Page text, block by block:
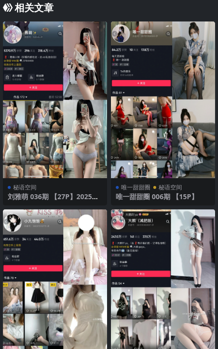
相关文章
秘语空间
刘雅萌 036期 【27P】2025年
唯一甜甜圈 秘语空间
唯一甜甜圈 006期 【15P】